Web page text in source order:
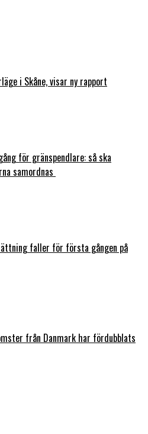
i Skåne, visar ny rapport
för gränspendlare: så ska
samordnas
faller för första gången på
från Danmark har fördubblats